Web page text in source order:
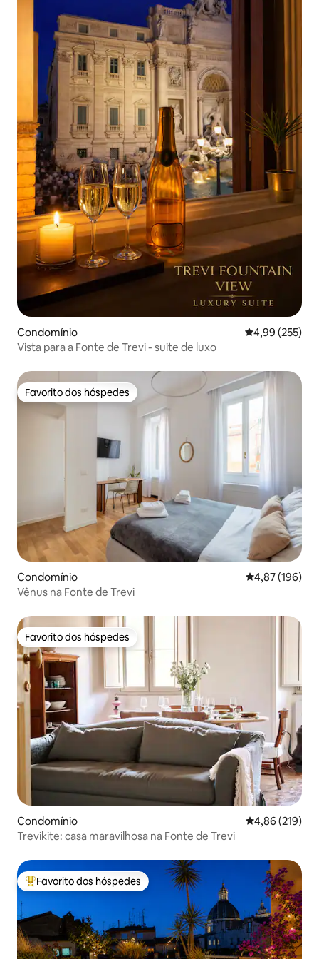
Condomínio Classificação
4,99 (255)
Vista para a Fonte de Trevi - suite de luxo
Favorito dos hóspedes
Favorito dos hóspedes
Condomínio Classificação
4,87 (196)
Vênus na Fonte de Trevi
Favorito dos hóspedes
Favorito dos hóspedes
Condomínio Classificação
4,86 (219)
Trevikite: casa maravilhosa na Fonte de Trevi
Favoritos dos hóspedes mais apreciados
Favorito dos hóspedes